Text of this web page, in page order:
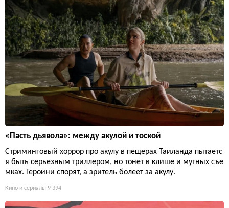
«Пасть дьявола»: между акулой и тоской
Стриминговый хоррор про акулу в пещерах Таиланда пытаетс
я быть серьезным триллером, но тонет в клише и мутных съе
мках. Героини спорят, а зритель болеет за акулу.
Кино и сериалы 9 394